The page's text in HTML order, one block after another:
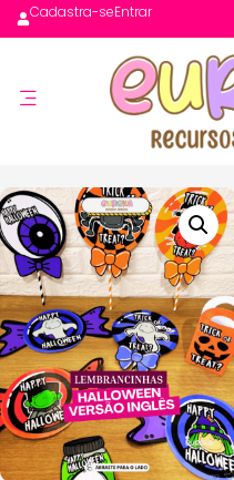
Cadastra-seEntrar